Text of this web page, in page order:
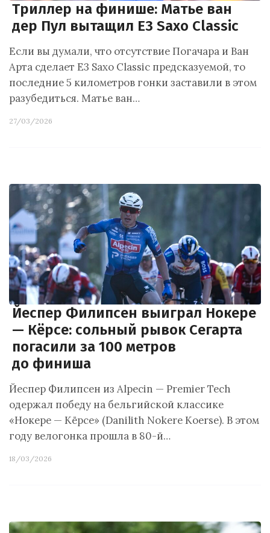
Триллер на финише: Матье ван
дер Пул вытащил E3 Saxo Classic
Если вы думали, что отсутствие Погачара и Ван
Арта сделает E3 Saxo Classic предсказуемой, то
последние 5 километров гонки заставили в этом
разубедиться. Матье ван…
27/03/2026
Йеспер Филипсен выиграл Нокере
— Кёрсе: сольный рывок Сегарта
погасили за 100 метров
до финиша
Йеспер Филипсен из Alpecin — Premier Tech
одержал победу на бельгийской классике
«Нокере — Кёрсе» (Danilith Nokere Koerse). В этом
году велогонка прошла в 80-й…
18/03/2026